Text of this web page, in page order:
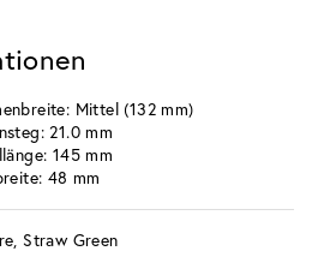
Mittel (132 mm)
21.0 mm
145 mm
48 mm
Straw Green